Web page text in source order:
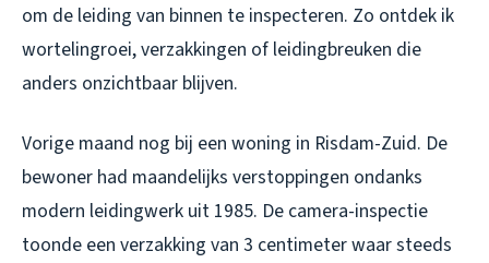
om de leiding van binnen te inspecteren. Zo ontdek ik
wortelingroei, verzakkingen of leidingbreuken die
anders onzichtbaar blijven.
Vorige maand nog bij een woning in Risdam-Zuid. De
bewoner had maandelijks verstoppingen ondanks
modern leidingwerk uit 1985. De camera-inspectie
toonde een verzakking van 3 centimeter waar steeds